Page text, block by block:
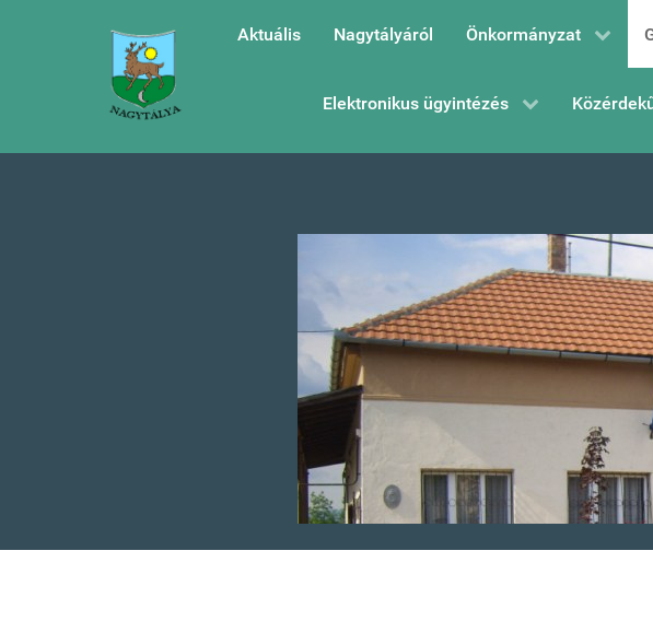
Aktuális Nagytályáról Önkormányzat
Elektronikus ügyintézés